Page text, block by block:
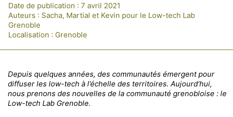
Date de publication : 7 avril 2021
Auteurs : Sacha, Martial et Kevin pour le Low-tech Lab
Grenoble
Localisation : Grenoble
Depuis quelques années, des communautés émergent pour
diffuser les low-tech à l’échelle des territoires. Aujourd’hui,
nous prenons des nouvelles de la communauté grenobloise : le
Low-tech Lab Grenoble.